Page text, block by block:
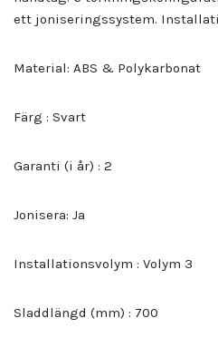
ett joniseringssystem.
Material: ABS & Polykarbonat
Färg : Svart
Garanti (i år) : 2
Jonisera: Ja
Installationsvolym : Volym 3
Sladdlängd (mm) : 700